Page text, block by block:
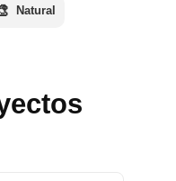
Natural